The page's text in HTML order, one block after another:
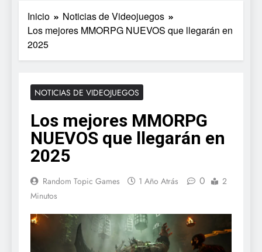
Inicio
Noticias de Videojuegos
Los mejores MMORPG NUEVOS que llegarán en
2025
NOTICIAS DE VIDEOJUEGOS
Los mejores MMORPG
NUEVOS que llegarán en
2025
Random Topic Games 1 Año Atrás 0
2
Minutos